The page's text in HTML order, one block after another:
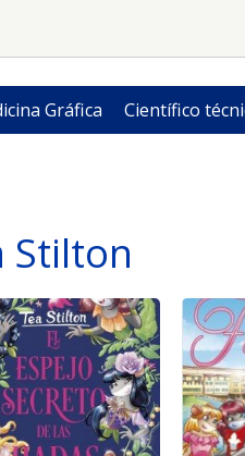
Gráfica Científico
Stilton